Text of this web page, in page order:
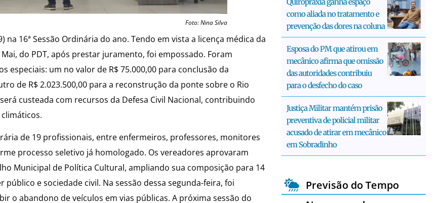
Foto: Nina Silva
16ª Sessão Ordinária do ano. Tendo em vista a licença médica da
do PDT, após prestar juramento, foi empossado. Foram
um no valor de R$ 75.000,00 para conclusão da
de R$ 2.023.500,00 para a reconstrução da ponte sobre o Rio
custeada com recursos da Defesa Civil Nacional, contribuindo
de 19 profissionais, entre enfermeiros, professores, monitores
processo seletivo já homologado. Os vereadores aprovaram
Municipal de Política Cultural, ampliando sua composição para 14
e sociedade civil. Na sessão dessa segunda-feira, foi
o abandono de veículos em vias públicas. A próxima sessão do
como aliada no tratamento e
prevenção das dores na coluna
Esposa do PM que atirou em
mecânico afirma que omissão
das autoridades contribuiu
para o desfecho do caso
Justiça Militar mantém prisão
preventiva de policial militar
acusado de atirar em mecânico
em Sobradinho
Previsão do Tempo